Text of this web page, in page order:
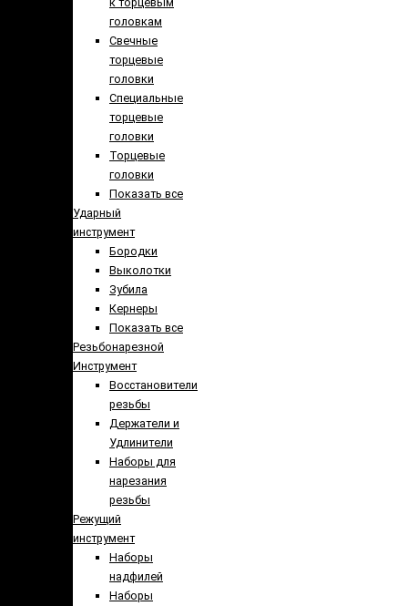
головкам
Свечные
торцевые
головки
Специальные
торцевые
головки
Торцевые
головки
Показать все
Ударный
инструмент
Бородки
Выколотки
Зубила
Кернеры
Показать все
Резьбонарезной
Инструмент
Восстановители
резьбы
Держатели и
Удлинители
Наборы для
нарезания
резьбы
Режущий
инструмент
Наборы
надфилей
Наборы